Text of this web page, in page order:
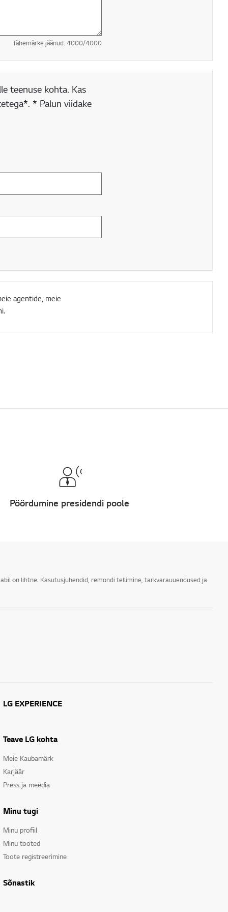
Tähemärke jäänud: 4000/4000
teenuse kohta. Kas
* Palun viidake
agentide, meie
Pöördumine presidendi poole
on lihtne. Kasutusjuhendid, remondi tellimine, tarkvarauuendused ja
LG EXPERIENCE
Teave LG kohta
Meie Kaubamärk
Karjäär
Press ja meedia
Minu tugi
Minu profiil
Minu tooted
Toote registreerimine
Sõnastik